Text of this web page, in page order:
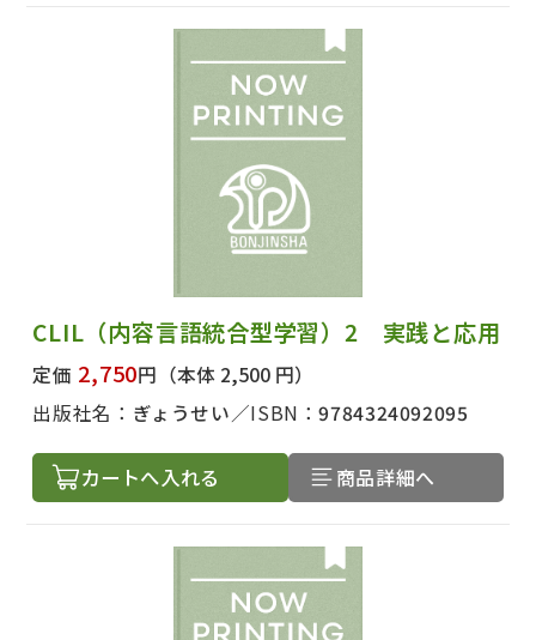
CLIL（内容言語統合型学習）2 実践と応用
定価 2,750円 （本体 2,500 円）
出版社名： ぎょうせい ISBN：9784324092095
カートへ入れる 商品詳細へ